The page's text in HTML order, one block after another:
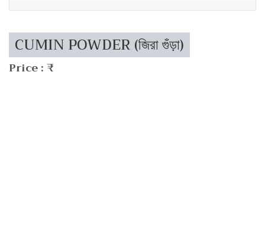
CUMIN POWDER (জিরা গুঁড়া)
Price : ₹